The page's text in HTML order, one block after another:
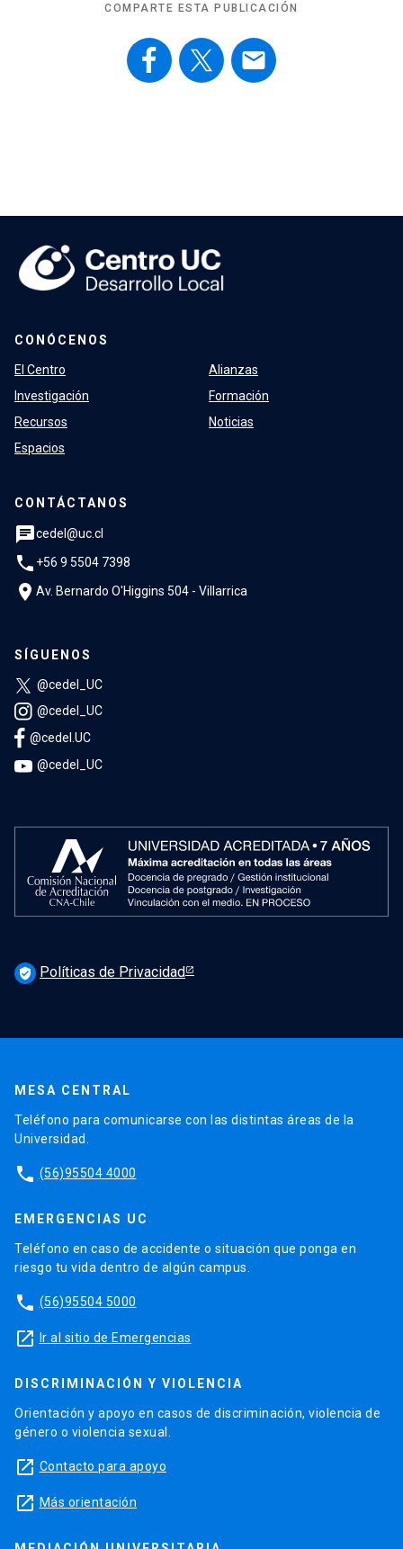
COMPARTE ESTA PUBLICACIÓN
email
CONÓCENOS
El Centro
Investigación
Recursos
Espacios
Alianzas
Formación
Noticias
CONTÁCTANOS
chatcedel@uc.cl
phone +56 9 5504 7398
location_on Av. Bernardo O'Higgins 504 - Villarrica
SÍGUENOS
@cedel_UC
@cedel_UC
@cedel.UC
@cedel_UC
verified_user Políticas de Privacidad
MESA CENTRAL
Teléfono para comunicarse con las distintas áreas de la
Universidad.
phone (56)95504 4000
EMERGENCIAS UC
Teléfono en caso de accidente o situación que ponga en
riesgo tu vida dentro de algún campus.
phone (56)95504 5000
launch Ir al sitio de Emergencias
DISCRIMINACIÓN Y VIOLENCIA
Orientación y apoyo en casos de discriminación, violencia de
género o violencia sexual.
launch Contacto para apoyo
launch Más orientación